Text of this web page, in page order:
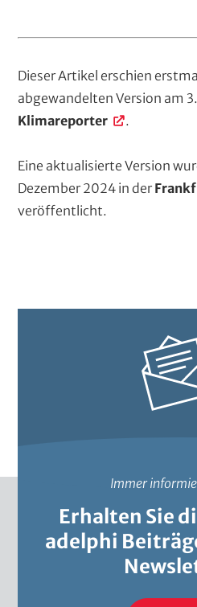
e
x
t
Dieser Artikel erschien
abgewandelten Version am
Klimareporter
.
Eine aktualisierte Version
Dezember 2024 in der
veröffentlicht.
Immer
Erhalten Sie
adelphi